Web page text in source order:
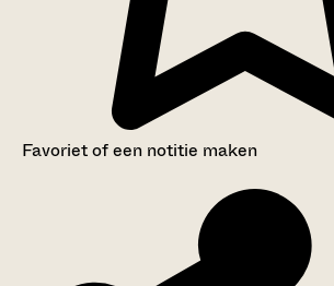
Favoriet of een notitie maken